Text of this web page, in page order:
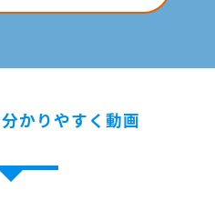
かりやすく動画